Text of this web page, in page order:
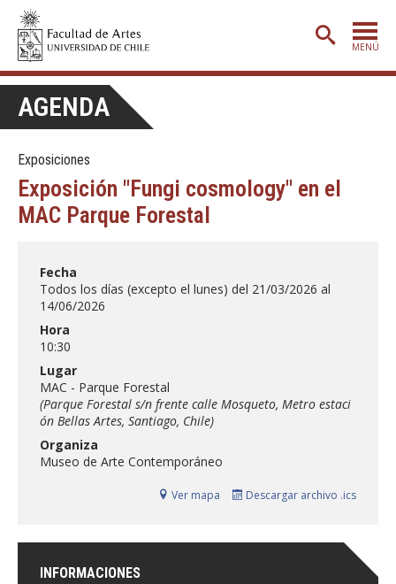
MENÚ
CARRERAS
CREACIÓN E INVESTIGACIÓN
FACULTAD
Estudiantes
AGENDA
Exposiciones
Exposición "Fungi cosmology" en el
MAC Parque Forestal
INFORMACIONES
Fecha
Todos los días (excepto el lunes) del 21/03/2026 al
14/06/2026
Hora
10:30
Lugar
MAC - Parque Forestal
(Parque Forestal s/n frente calle Mosqueto, Metro estaci
ón Bellas Artes, Santiago, Chile)
Organiza
Museo de Arte Contemporáneo
Ver mapa Descargar archivo .ics